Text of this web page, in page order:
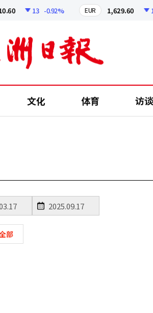
13 -0.92% EUR 1,629.60
文化 体育 访谈
部